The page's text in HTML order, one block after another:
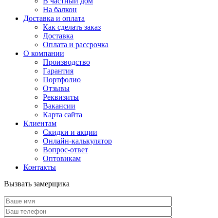
На балкон
Доставка и оплата
Как сделать заказ
Доставка
Оплата и рассрочка
О компании
Производство
Гарантия
Портфолио
Отзывы
Реквизиты
Вакансии
Карта сайта
Клиентам
Скидки и акции
Онлайн-калькулятор
Вопрос-ответ
Оптовикам
Контакты
Вызвать замерщика